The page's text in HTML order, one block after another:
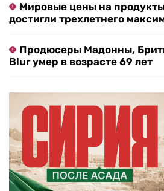
Мировые цены на
достигли трехлетнего
Продюсеры Мадонны,
Blur умер в возрасте 69 лет